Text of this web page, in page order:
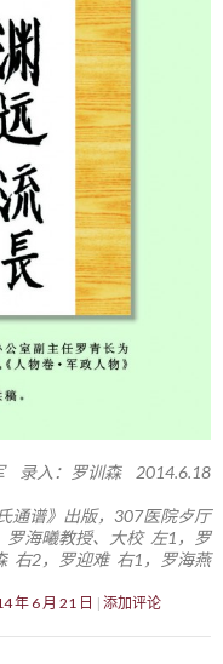
录入：罗训森 2014.6.18
通谱》出版，307医院歺厅
海曦教授、大校 左1，罗
右2，罗迎难 右1，罗海燕
年 6 月 21 日 添加评论